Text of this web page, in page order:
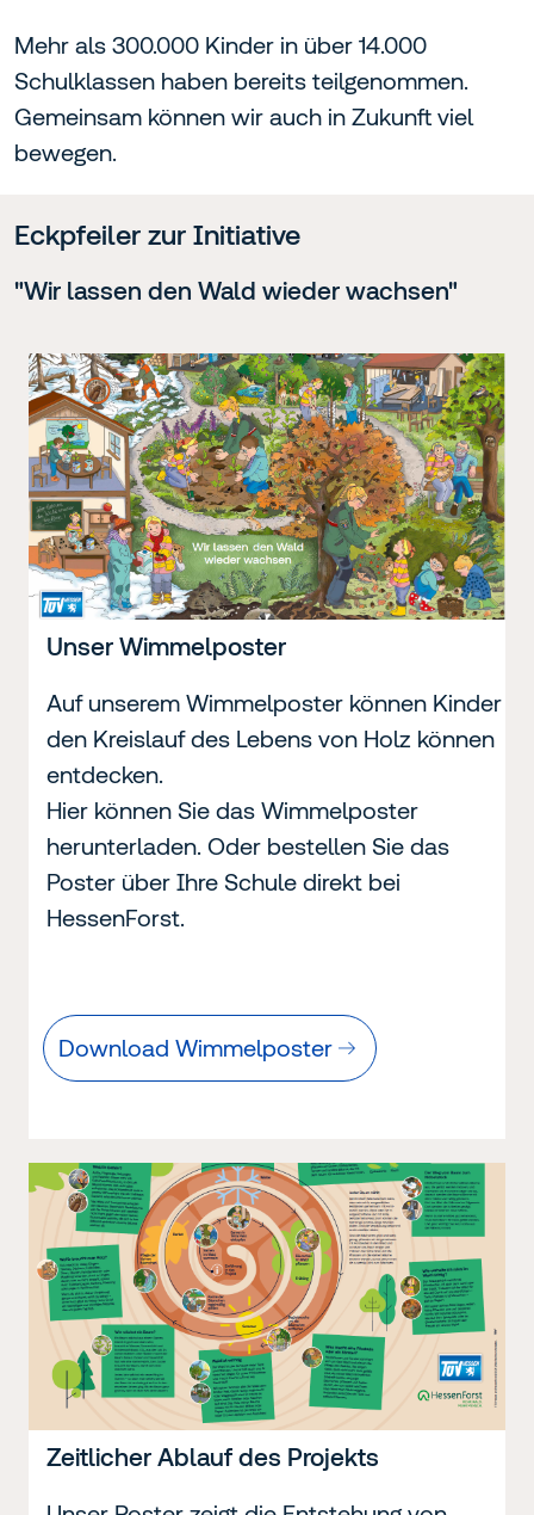
Mehr als 300.000 Kinder in über 14.000
Schulklassen haben bereits teilgenommen.
Gemeinsam können wir auch in Zukunft viel
bewegen.
Eckpfeiler zur Initiative
"Wir lassen den Wald wieder wachsen"
Unser Wimmelposter
Auf unserem Wimmelposter können Kinder
den Kreislauf des Lebens von Holz können
entdecken.
Hier können Sie das Wimmelposter
herunterladen. Oder bestellen Sie das
Poster über Ihre Schule direkt bei
HessenForst.
Download Wimmelposter
Zeitlicher Ablauf des Projekts